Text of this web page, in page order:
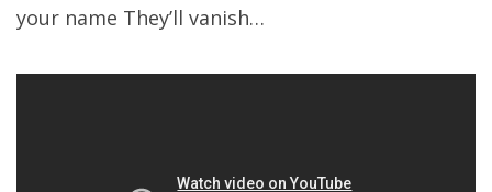
your name They’ll vanish…